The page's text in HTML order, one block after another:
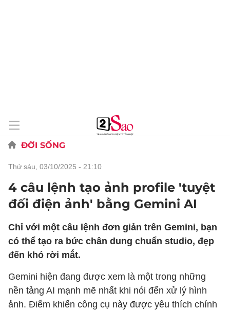
ĐỜI SỐNG
thứ sáu, 03/10/2025 - 21:10
4 câu lệnh tạo ảnh profile 'tuyệt
đối điện ảnh' bằng Gemini AI
Chỉ với một câu lệnh đơn giản trên Gemini, bạn
có thể tạo ra bức chân dung chuẩn studio, đẹp
đến khó rời mắt.
Gemini hiện đang được xem là một trong những
nền tảng AI mạnh mẽ nhất khi nói đến xử lý hình
ảnh. Điểm khiến công cụ này được yêu thích chính